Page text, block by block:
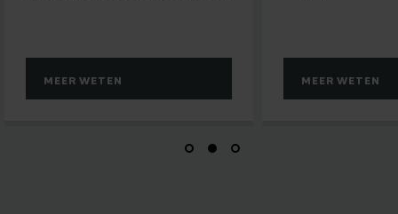
MEER WETEN MEER WETEN